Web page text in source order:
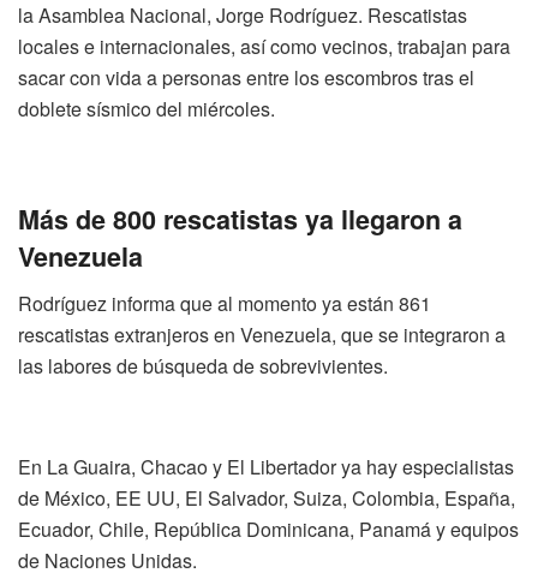
la Asamblea Nacional, Jorge Rodríguez. Rescatistas
locales e internacionales, así como vecinos, trabajan para
sacar con vida a personas entre los escombros tras el
doblete sísmico del miércoles.
Más de 800 rescatistas ya llegaron a
Venezuela
Rodríguez informa que al momento ya están 861
rescatistas extranjeros en Venezuela, que se integraron a
las labores de búsqueda de sobrevivientes.
En La Guaira, Chacao y El Libertador ya hay especialistas
de México, EE UU, El Salvador, Suiza, Colombia, España,
Ecuador, Chile, República Dominicana, Panamá y equipos
de Naciones Unidas.